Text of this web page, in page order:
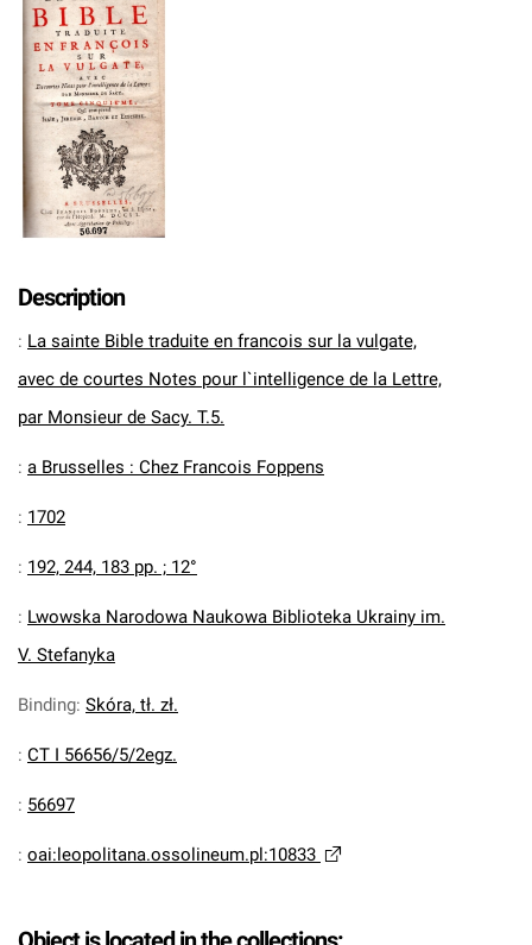
Description
: La sainte Bible traduite en francois sur la vulgate,
avec de courtes Notes pour l`intelligence de la Lettre,
par Monsieur de Sacy. T.5.
: a Brusselles : Chez Francois Foppens
: 1702
: 192, 244, 183 pp. ; 12°
: Lwowska Narodowa Naukowa Biblioteka Ukrainy im.
V. Stefanyka
Binding: Skóra, tł. zł.
: CT I 56656/5/2egz.
: 56697
: oai:leopolitana.ossolineum.pl:10833